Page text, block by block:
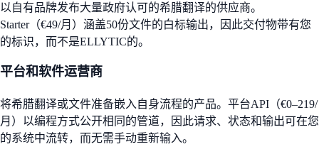
以自有品牌发布大量政府认可的希腊翻译的供应商。
Starter（€49/月）涵盖50份文件的白标输出，因此交付物带有您
的标识，而不是ELLYTIC的。
平台和软件运营商
将希腊翻译或文件准备嵌入自身流程的产品。平台API（€0–219/
月）以编程方式公开相同的管道，因此请求、状态和输出可在您
的系统中流转，而无需手动重新输入。